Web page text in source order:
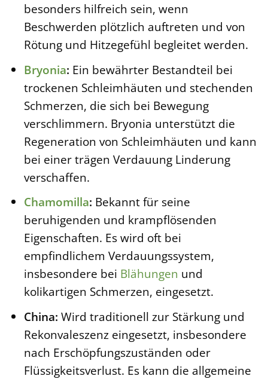
besonders hilfreich sein, wenn
Beschwerden plötzlich auftreten und von
Rötung und Hitzegefühl begleitet werden.
Bryonia: Ein bewährter Bestandteil bei
trockenen Schleimhäuten und stechenden
Schmerzen, die sich bei Bewegung
verschlimmern. Bryonia unterstützt die
Regeneration von Schleimhäuten und kann
bei einer trägen Verdauung Linderung
verschaffen.
Chamomilla: Bekannt für seine
beruhigenden und krampflösenden
Eigenschaften. Es wird oft bei
empfindlichem Verdauungssystem,
insbesondere bei Blähungen und
kolikartigen Schmerzen, eingesetzt.
China: Wird traditionell zur Stärkung und
Rekonvaleszenz eingesetzt, insbesondere
nach Erschöpfungszuständen oder
Flüssigkeitsverlust. Es kann die allgemeine